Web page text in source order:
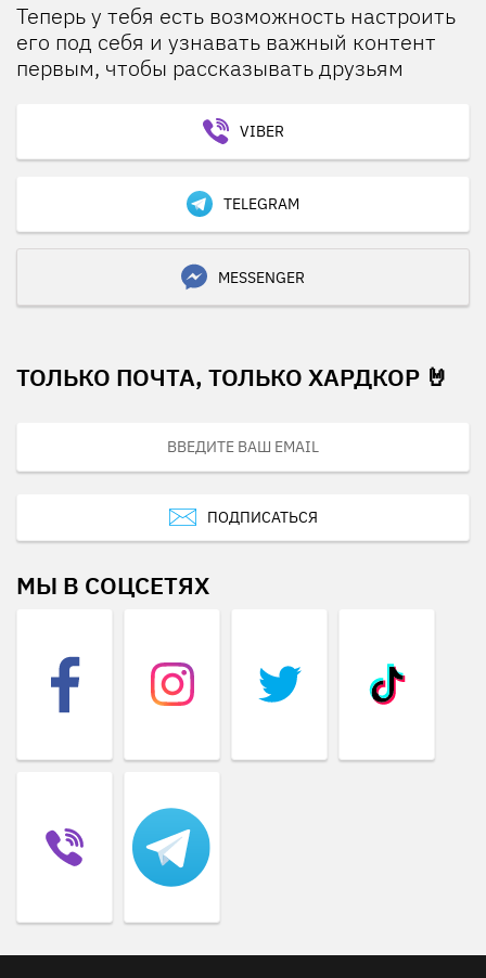
Теперь у тебя есть возможность настроить
его под себя и узнавать важный контент
первым, чтобы рассказывать друзьям
VIBER
TELEGRAM
MESSENGER
ТОЛЬКО ПОЧТА, ТОЛЬКО ХАРДКОР 🤘
ПОДПИСАТЬСЯ
МЫ В СОЦСЕТЯХ